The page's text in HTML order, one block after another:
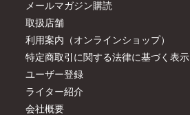
メールマガジン購読
取扱店舗
利用案内（オンラインショップ）
特定商取引に関する法律に基づく表示
ユーザー登録
ライター紹介
会社概要